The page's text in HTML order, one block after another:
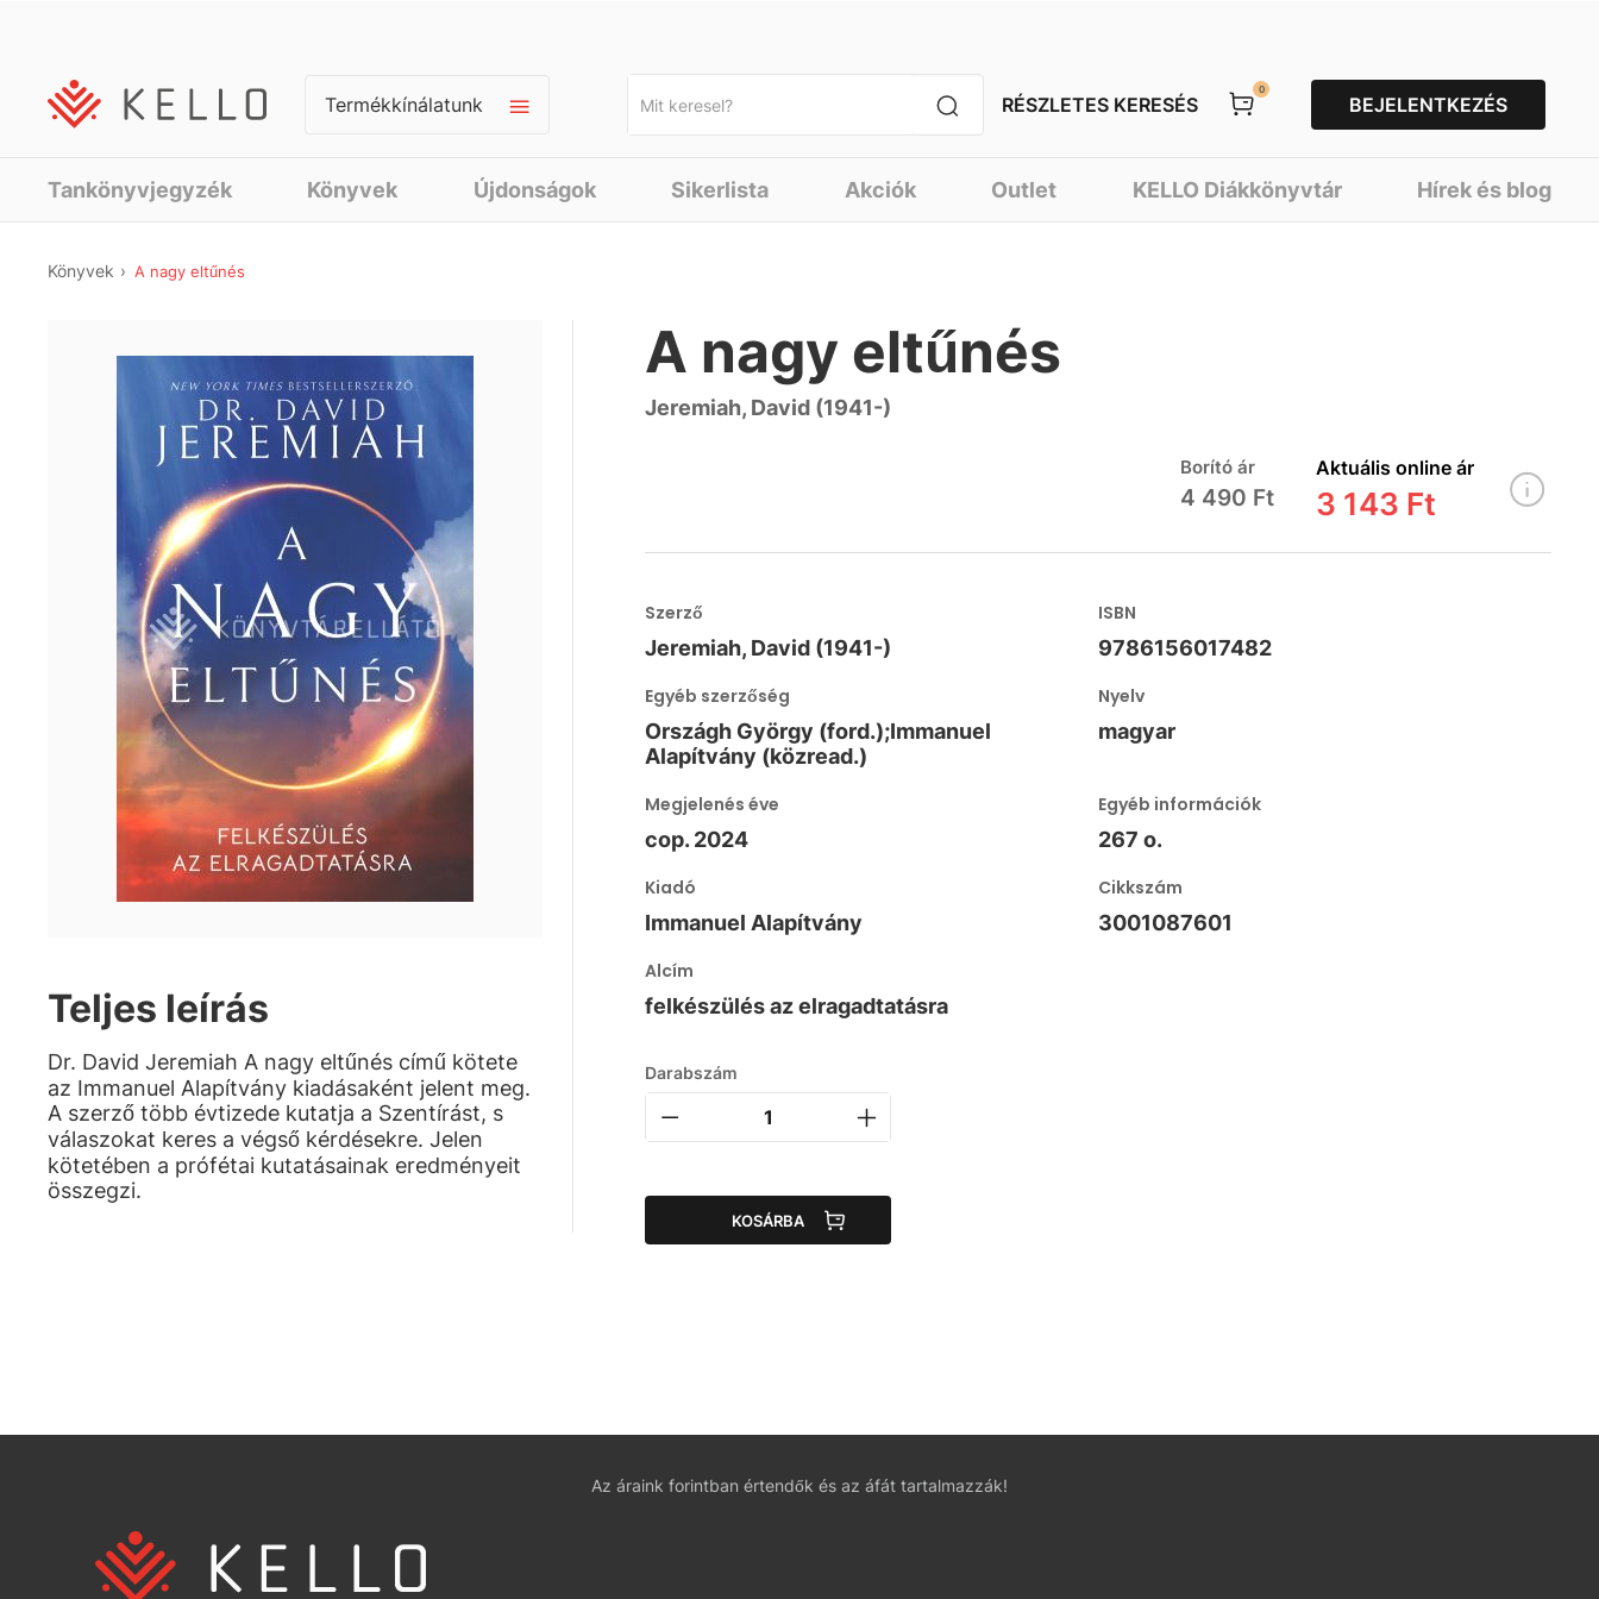
Termékkínálatunk RÉSZLETES KERESÉS
0
BEJELENTKEZÉS
Tankönyvjegyzék Könyvek Újdonságok Sikerlista Akciók Outlet KELLO Diákkönyvtár Hírek és blog
Könyvek A nagy eltűnés
Teljes leírás
Dr. David Jeremiah A nagy eltűnés című kötete
az Immanuel Alapítvány kiadásaként jelent meg.
A szerző több évtizede kutatja a Szentírást, s
válaszokat keres a végső kérdésekre. Jelen
kötetében a prófétai kutatásainak eredményeit
összegzi.
A nagy eltűnés
Jeremiah, David (1941-)
Borító ár
4 490 Ft
Aktuális online ár
3 143 Ft
Szerző
Jeremiah, David (1941-)
ISBN
9786156017482
Egyéb szerzőség
Országh György (ford.);Immanuel
Alapítvány (közread.)
Nyelv
magyar
Megjelenés éve
cop. 2024
Egyéb információk
267 o.
Kiadó
Immanuel Alapítvány
Cikkszám
3001087601
Alcím
felkészülés az elragadtatásra
Darabszám
KOSÁRBA
Az áraink forintban értendők és az áfát tartalmazzák!